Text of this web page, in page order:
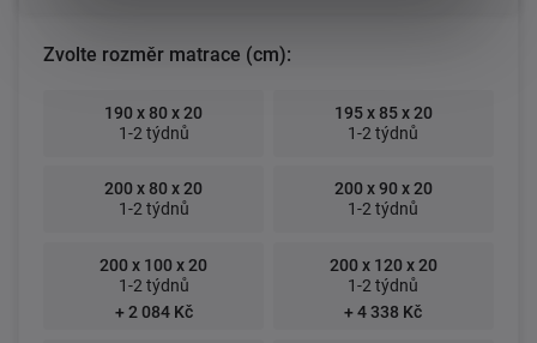
Zvolte rozměr matrace (cm):
190 x 80 x 20
1-2 týdnů
195 x 85 x 20
1-2 týdnů
200 x 80 x 20
1-2 týdnů
200 x 90 x 20
1-2 týdnů
200 x 100 x 20
1-2 týdnů
+ 2 084 Kč
200 x 120 x 20
1-2 týdnů
+ 4 338 Kč